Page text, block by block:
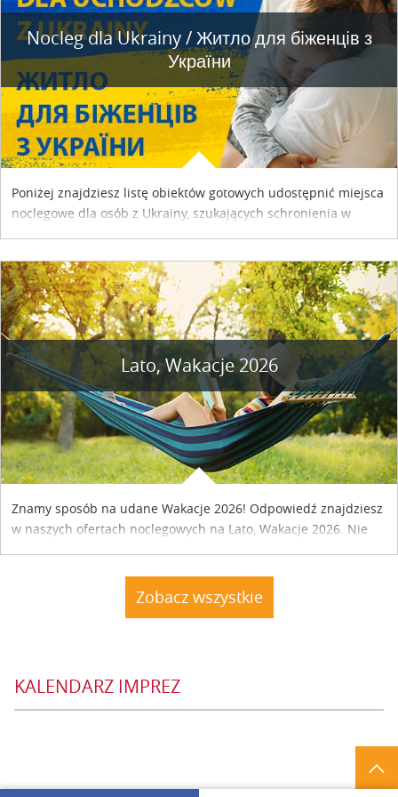
Nocleg dla Ukrainy / Житло для бiженцiв з
України
Poniżej znajdziesz listę obiektów gotowych udostępnić miejsca
noclegowe dla osób z Ukrainy, szukających schronienia w
Lato, Wakacje 2026
Znamy sposób na udane Wakacje 2026! Odpowiedź znajdziesz
w naszych ofertach noclegowych na Lato, Wakacje 2026. Nie
Zobacz wszystkie
KALENDARZ IMPREZ